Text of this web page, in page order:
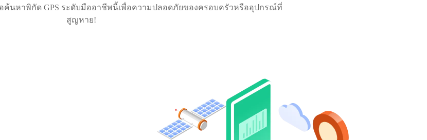
ค้นหาพิกัด GPS ระดับมืออาชีพนี้เพื่อความปลอดภัยของครอบครัวหรืออุปกรณ์ที่
สูญหาย!